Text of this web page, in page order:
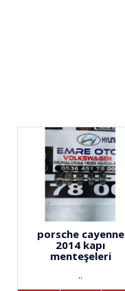
porsche cayenne
2014 kapı
menteşeleri
..